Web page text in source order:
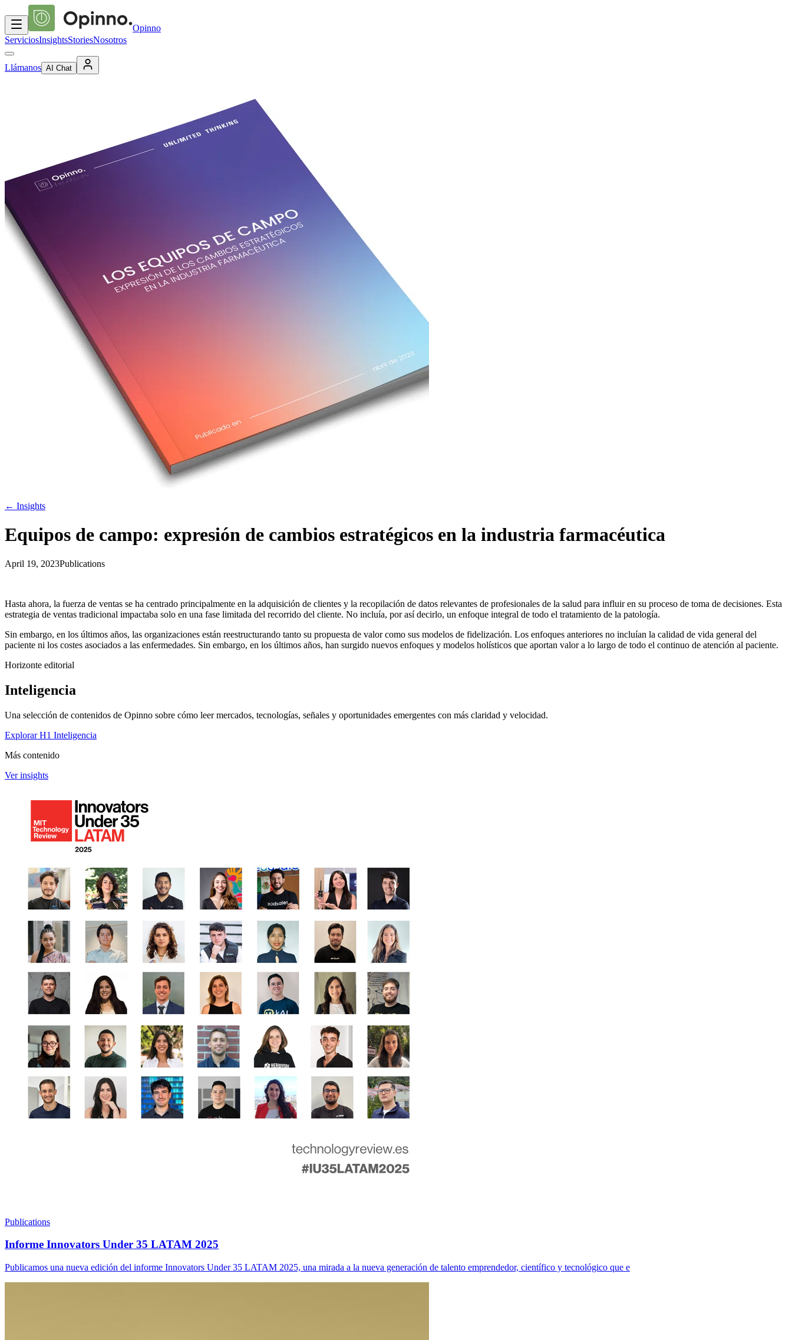
Opinno
ServiciosInsightsStoriesNosotros
Llámanos AI Chat
← Insights
Equipos de campo: expresión de cambios estratégicos en la industria farmacéutica
April 19, 2023Publications
Hasta ahora, la fuerza de ventas se ha centrado principalmente en la adquisición de clientes y la recopilación de datos relevantes de profesionales de la salud para influir en su proceso de toma de decisiones. Esta
estrategia de ventas tradicional impactaba solo en una fase limitada del recorrido del cliente. No incluía, por así decirlo, un enfoque integral de todo el tratamiento de la patología.
Sin embargo, en los últimos años, las organizaciones están reestructurando tanto su propuesta de valor como sus modelos de fidelización. Los enfoques anteriores no incluían la calidad de vida general del
paciente ni los costes asociados a las enfermedades. Sin embargo, en los últimos años, han surgido nuevos enfoques y modelos holísticos que aportan valor a lo largo de todo el continuo de atención al paciente.
Horizonte editorial
Inteligencia
Una selección de contenidos de Opinno sobre cómo leer mercados, tecnologías, señales y oportunidades emergentes con más claridad y velocidad.
Explorar H1 Inteligencia
Más contenido
Ver insights
Publications
Informe Innovators Under 35 LATAM 2025
Publicamos una nueva edición del informe Innovators Under 35 LATAM 2025, una mirada a la nueva generación de talento emprendedor, científico y tecnológico que e